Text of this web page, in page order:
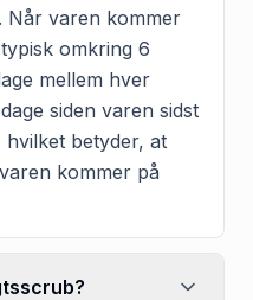
Når varen kommer
omkring 6
mellem hver
siden varen sidst
betyder, at
kommer på